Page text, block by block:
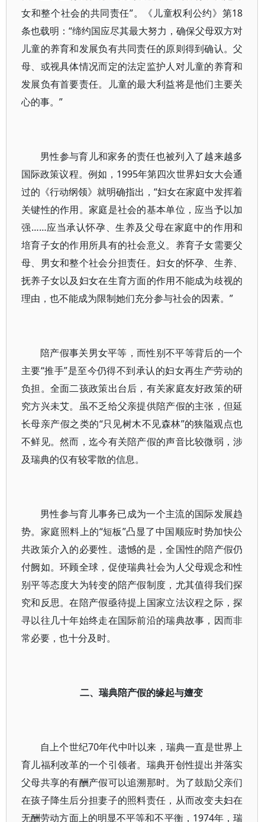
女和整个社会的共同责任”。《儿童权利公约》第18
条也载明：“缔约国应尽其最大努力，确保父母双方对
儿童的养育和发展负有共同责任的原则得到确认。父
母、或视具体情况而定的法定监护人对儿童的养育和
发展负有首要责任。儿童的最大利益将是他们主要关
心的事。”
男性参与育儿和家务的责任也被列入了越来越多
国际政策议程。例如，1995年第四次世界妇女大会通
过的《行动纲领》就明确指出，“妇女在家庭中发挥着
关键性的作用。家庭是社会的基本单位，应当予以加
强……应当承认怀孕、生养及父母在家庭中的作用和
培育子女的作用所具有的社会意义。养育子女需要父
母、男女和整个社会分担责任。妇女的怀孕、生养、
抚养子女以及妇女在生育方面的作用不能成为歧视的
理由，也不能成为限制她们充分参与社会的因素。”
陪产假事关男女平等，而性别不平等背后的一个
主要“推手”是至今仍得不到承认的妇女再生产劳动的
负担。全面二孩政策出台后，有关家庭友好政策的研
究方兴未艾。虽不乏给父亲提供陪产假的主张，但延
长母亲产假之类的“只见树木不见森林”的狭隘观点也
不鲜见。然而，迄今有关陪产假的声音比较微弱，涉
及瑞典的仅有较零散的信息。
男性参与育儿事务已成为一个主流的国际发展趋
势。家庭照料上的“短板”凸显了中国顺应时势加快公
共政策介入的必要性。遗憾的是，全国性的陪产假仍
付阙如。环顾全球，促使瑞典社会为人父母观念和性
别平等态度大为转变的陪产假制度，尤其值得我们探
究和反思。在陪产假亟待提上国家立法议程之际，探
寻以往几十年始终走在国际前沿的瑞典故事，因而非
常必要，也十分及时。
二、瑞典陪产假的缘起与嬗变
自上个世纪70年代中叶以来，瑞典一直是世界上
育儿福利改革的一个引领者。瑞典开创性提出并落实
父母共享的有酬产假可以追溯那时。为了鼓励父亲们
在孩子降生后分担妻子的照料责任，从而改变夫妇在
无酬劳动方面上的明显不平等和不平衡，1974年，瑞